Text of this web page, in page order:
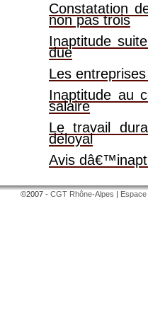
Constatation
non pas trois
Inaptitude
due
Les
Inaptitude au
salaire
Le travail
déloyal
Avis
©2007 - CGT Rhône-Alpes